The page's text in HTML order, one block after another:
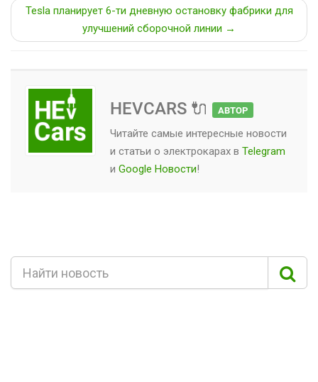
Tesla планирует 6-ти дневную остановку фабрики для
улучшений сборочной линии →
HEVCARS 🔌 АВТОР
Читайте самые интересные новости
и статьи о электрокарах в Telegram
и Google Новости!